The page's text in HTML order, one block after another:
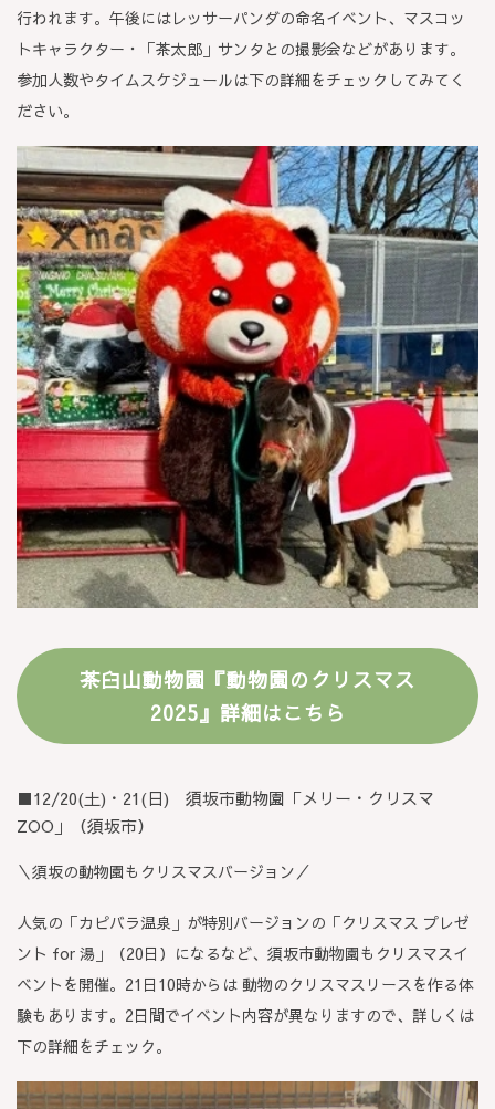
行われます。午後にはレッサーパンダの命名イベント、マスコッ
トキャラクター・「茶太郎」サンタとの撮影会などがあります。
参加人数やタイムスケジュールは下の詳細をチェックしてみてく
ださい。
茶臼山動物園『動物園のクリスマス
2025』詳細はこちら
■12/20(土)・21(日) 須坂市動物園 「メリー・クリスマ
ZOO」
（須坂市）
＼須坂の動物園もクリスマスバージョン／
人気の「カピバラ温泉」が特別バージョンの「クリスマス プレゼ
ント for 湯」（20日）になるなど、須坂市動物園もクリスマスイ
ベントを開催。21日10時からは 動物のクリスマスリースを作る体
験もあります。2日間でイベント内容が異なりますので、詳しくは
下の詳細をチェック。